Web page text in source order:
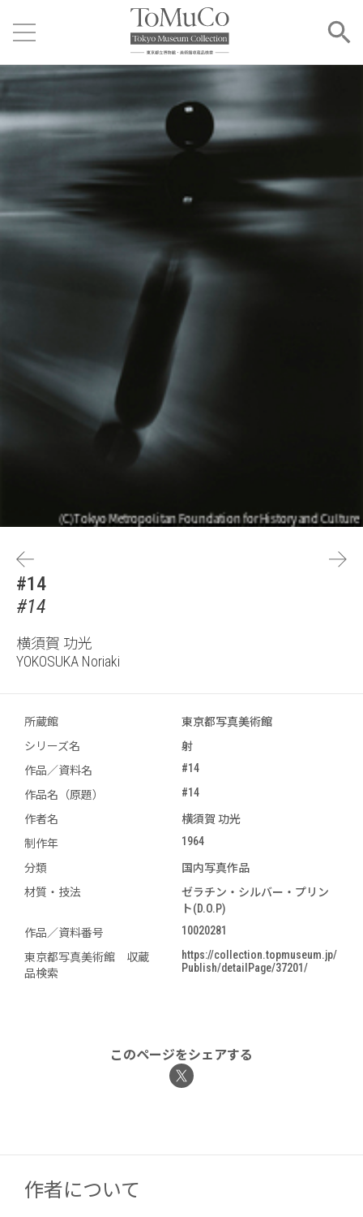
#14
#14
横須賀 功光
YOKOSUKA Noriaki
所蔵館
東京都写真美術館
シリーズ名
射
作品／資料名
#14
作品名（原題） #14
作者名
横須賀 功光
制作年
1964
分類
国内写真作品
材質・技法
ゼラチン・シルバー・プリン
ト(D.O.P)
作品／資料番号
10020281
東京都写真美術館 収蔵
品検索
https://collection.topmuseum.jp/
Publish/detailPage/37201/
このページをシェアする
作者について